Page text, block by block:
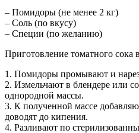
– Помидоры (не менее 2 кг)
– Соль (по вкусу)
– Специи (по желанию)
Приготовление томатного
1. Помидоры промывают и
2. Измельчают в блендере или
однородной массы.
3. К полученной массе
доводят до кипения.
4. Разливают по